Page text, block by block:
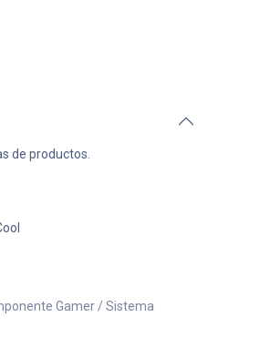
de productos.
Gamer / Sistema